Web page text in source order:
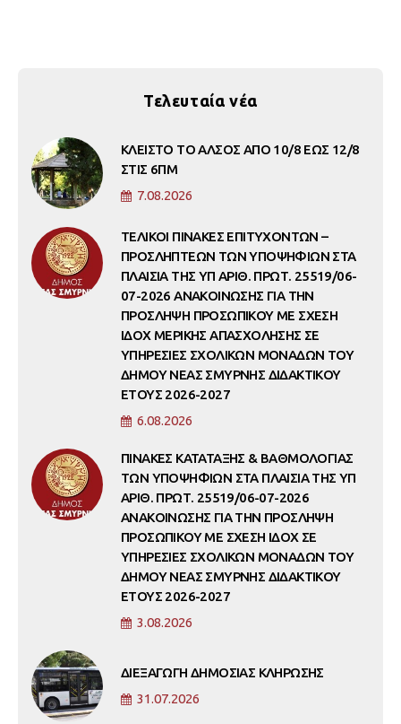
Τελευταία νέα
ΚΛΕΙΣΤΟ ΤΟ ΑΛΣΟΣ ΑΠΟ 10/8 ΕΩΣ 12/8
ΣΤΙΣ 6ΠΜ
7.08.2026
ΤΕΛΙΚΟΙ ΠΙΝΑΚΕΣ ΕΠΙΤΥΧΟΝΤΩΝ –
ΠΡΟΣΛΗΠΤΕΩΝ ΤΩΝ ΥΠΟΨΗΦΙΩΝ ΣΤΑ
ΠΛΑΙΣΙΑ ΤΗΣ ΥΠ ΑΡΙΘ. ΠΡΩΤ. 25519/06-
07-2026 ΑΝΑΚΟΙΝΩΣΗΣ ΓΙΑ ΤΗΝ
ΠΡΟΣΛΗΨΗ ΠΡΟΣΩΠΙΚΟΥ ΜΕ ΣΧΕΣΗ
ΙΔΟΧ ΜΕΡΙΚΗΣ ΑΠΑΣΧΟΛΗΣΗΣ ΣΕ
ΥΠΗΡΕΣΙΕΣ ΣΧΟΛΙΚΩΝ ΜΟΝΑΔΩΝ ΤΟΥ
ΔΗΜΟΥ ΝΕΑΣ ΣΜΥΡΝΗΣ ΔΙΔΑΚΤΙΚΟΥ
ΕΤΟΥΣ 2026-2027
6.08.2026
ΠΙΝΑΚΕΣ ΚΑΤΑΤΑΞΗΣ & ΒΑΘΜΟΛΟΓΙΑΣ
ΤΩΝ ΥΠΟΨΗΦΙΩΝ ΣΤΑ ΠΛΑΙΣΙΑ ΤΗΣ ΥΠ
ΑΡΙΘ. ΠΡΩΤ. 25519/06-07-2026
ΑΝΑΚΟΙΝΩΣΗΣ ΓΙΑ ΤΗΝ ΠΡΟΣΛΗΨΗ
ΠΡΟΣΩΠΙΚΟΥ ΜΕ ΣΧΕΣΗ ΙΔΟΧ ΣΕ
ΥΠΗΡΕΣΙΕΣ ΣΧΟΛΙΚΩΝ ΜΟΝΑΔΩΝ ΤΟΥ
ΔΗΜΟΥ ΝΕΑΣ ΣΜΥΡΝΗΣ ΔΙΔΑΚΤΙΚΟΥ
ΕΤΟΥΣ 2026-2027
3.08.2026
ΔΙΕΞΑΓΩΓΗ ΔΗΜΟΣΙΑΣ ΚΛΗΡΩΣΗΣ
31.07.2026